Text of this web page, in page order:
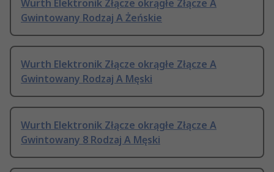
Wurth Elektronik Złącze okrągłe Złącze A
Gwintowany Rodzaj A Żeńskie
Wurth Elektronik Złącze okrągłe Złącze A
Gwintowany Rodzaj A Męski
Wurth Elektronik Złącze okrągłe Złącze A
Gwintowany 8 Rodzaj A Męski